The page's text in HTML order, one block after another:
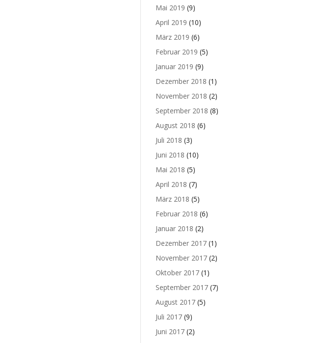
Mai 2019 (9)
April 2019 (10)
März 2019 (6)
Februar 2019 (5)
Januar 2019 (9)
Dezember 2018 (1)
November 2018 (2)
September 2018 (8)
August 2018 (6)
Juli 2018 (3)
Juni 2018 (10)
Mai 2018 (5)
April 2018 (7)
März 2018 (5)
Februar 2018 (6)
Januar 2018 (2)
Dezember 2017 (1)
November 2017 (2)
Oktober 2017 (1)
September 2017 (7)
August 2017 (5)
Juli 2017 (9)
Juni 2017 (2)